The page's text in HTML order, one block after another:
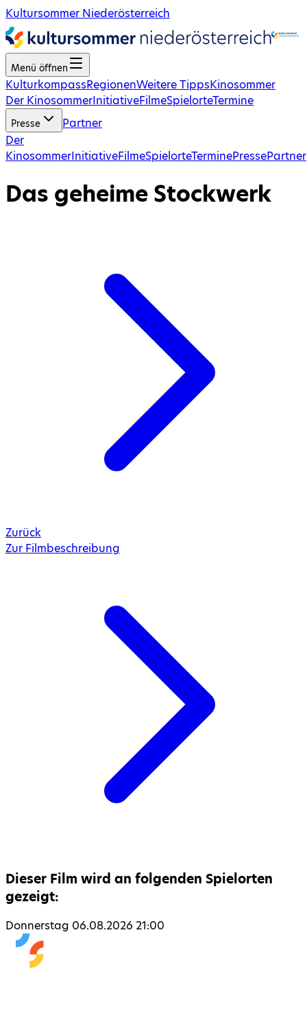
Kultursommer Niederösterreich
Menü öffnen
KulturkompassRegionenWeitere TippsKinosommer
Der KinosommerInitiativeFilmeSpielorteTermine
Presse
Partner
Der
KinosommerInitiativeFilmeSpielorteTerminePressePartner
Das geheime Stockwerk
Zurück
Zur Filmbeschreibung
Dieser Film wird an folgenden Spielorten
gezeigt:
Donnerstag 06.08.2026 21:00